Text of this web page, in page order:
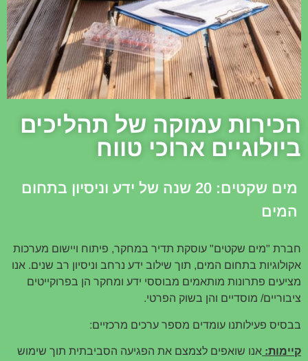
הכירות עמוקה של תהליכים
ביולוגיים ארוכי טווח
מים שקטים: 20 שנה של ידע וניסיון בתחום
המים
חברת "מים שקטים" עוסקת תדיר במחקר, פיתוח ויישום מערכות
אקולוגיות בתחום המים, תוך שילוב ידע נרחב וניסיון רב שנים. אנו
מציעים פתרונות מותאמים מבוססי ידע ומחקר הן בפרוקייטים
ציבוריים/ מוסדיים והן בשוק הפרטי.
בבסיס פעילותנו עומדים מספר ערכים מרכזיים:
קיימות: אנו שואפים לצמצם את הפגיעה הסביבתית תוך שימוש